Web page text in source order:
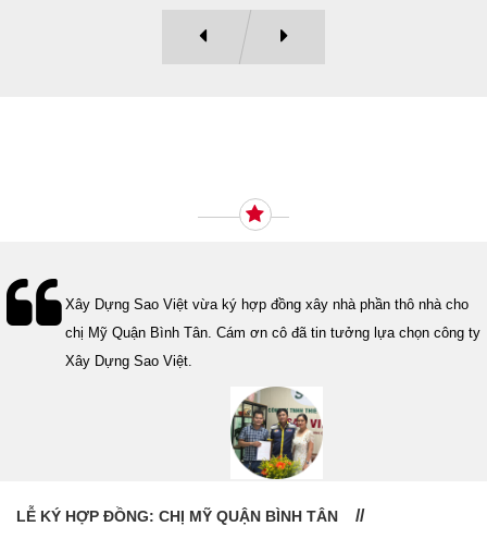
Lễ bàn giao nhà cho gia đình Cô Vân quận 11. Cám ơn anh Tính
đã tin tưởng, lựa chọn công ty Xây Dựng Sao Việt.
LỄ BÀN GIAO NHÀ: CÔ VÂN QUẬN 11